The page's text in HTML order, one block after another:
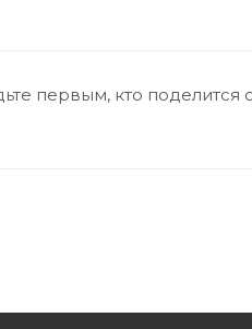
первым, кто